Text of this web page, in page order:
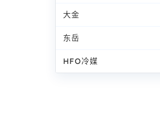
大金
东岳
HFO冷媒